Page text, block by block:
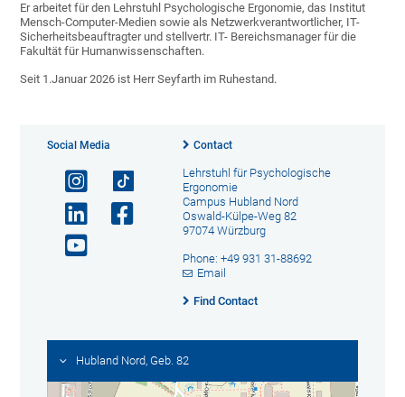
Er arbeitet für den Lehrstuhl Psychologische Ergonomie, das Institut
Mensch-Computer-Medien sowie als Netzwerkverantwortlicher, IT-
Sicherheitsbeauftragter und stellvertr. IT- Bereichsmanager für die
Fakultät für Humanwissenschaften.
Seit 1.Januar 2026 ist Herr Seyfarth im Ruhestand.
Social Media Contact
Lehrstuhl für Psychologische
Ergonomie
Campus Hubland Nord
Oswald-Külpe-Weg 82
97074 Würzburg
Phone: +49 931 31-88692
Email
Find Contact
Hubland Nord, Geb. 82